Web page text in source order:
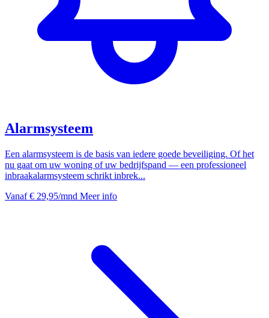
Alarmsysteem
Een alarmsysteem is de basis van iedere goede beveiliging. Of het
nu gaat om uw woning of uw bedrijfspand — een professioneel
inbraakalarmsysteem schrikt inbrek...
Vanaf€ 29,95/mnd Meer info